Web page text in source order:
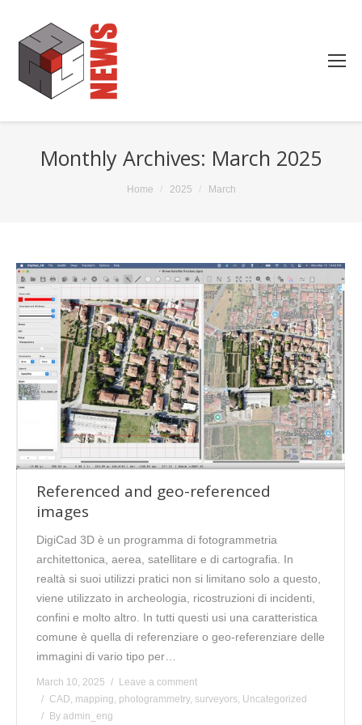
Monthly Archives: March 2025
Home 2025 March
Referenced and geo-referenced
images
DigiCad 3D è un programma di fotogrammetria
architettonica, aerea, satellitare e di cartografia. In
realtà si suoi utilizzi pratici non si limitano solo a questo,
viene utilizzato in archeologia, ricostruzioni di incidenti,
confini e molto altro. In tutti questi usi una caratteristica
comune è quella di referenziare o geo-referenziare delle
immagini di vario tipo per…
March 10, 2025
Leave a comment
CAD mapping photogrammetry, surveyors Uncategorized
By admin_eng